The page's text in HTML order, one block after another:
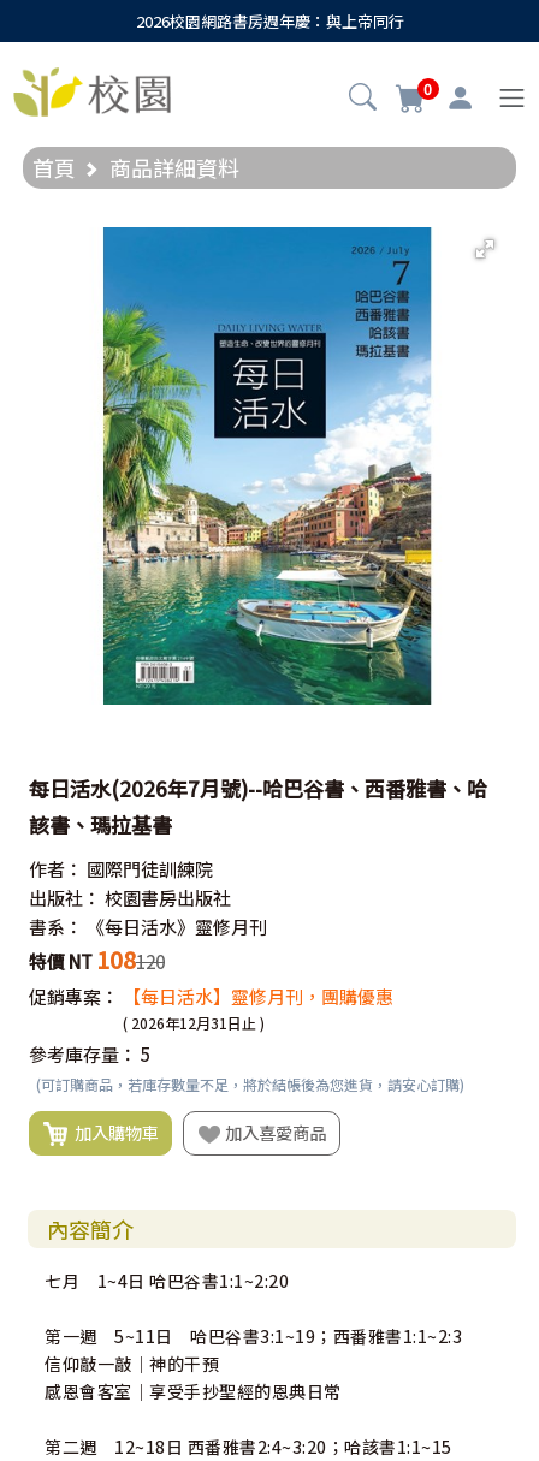
2026校園網路書房週年慶：與上帝同行
0
首頁 商品詳細資料
每日活水(2026年7月號)--哈巴谷書、西番雅書、哈
該書、瑪拉基書
作者： 國際門徒訓練院
出版社： 校園書房出版社
書系：
《每日活水》靈修月刊
特價 NT 108120
促銷專案：
【每日活水】靈修月刊，團購優惠
( 2026年12月31日止 )
參考庫存量： 5
(可訂購商品，若庫存數量不足，將於結帳後為您進貨，請安心訂購)
加入購物車 加入喜愛商品
內容簡介
七月 1~4日 哈巴谷書1:1~2:20
第一週 5~11日 哈巴谷書3:1~19；西番雅書1:1~2:3
信仰敲一敲｜神的干預
感恩會客室｜享受手抄聖經的恩典日常
第二週 12~18日 西番雅書2:4~3:20；哈該書1:1~15